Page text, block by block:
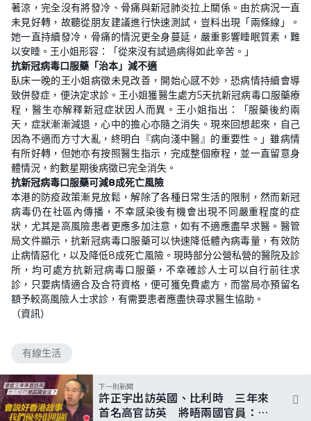
著涼，完全沒有將發冷、骨痛與新冠肺炎拉上關係。由於病況一直
未見好轉，故聽從朋友建議進行快速測試，豈料出現「兩條線」。
她一直持續發冷，骨痛的情況更全身蔓延，嚴重影響睡眠質素，難
以安睡。王小姐形容：「從來沒有試過病得如此辛苦。」
抗新冠病毒口服藥「治本」減不適
臥床一晚的王小姐病徵未見改善，開始心感不妙，恐病情持續會導
致併發症，便決定求診。王小姐獲醫生處方5天抗新冠病毒口服藥療
程，醫生亦解釋新冠症狀因人而異。王小姐指出：「服藥後約兩
天，症狀漸漸減退，心中的擔心亦隨之消失。現來回想起來，自己
因為不適而方寸大亂，終明白『病向淺中醫』的重要性。」雖病情
有所好轉，但她亦有按照醫生指示，完成整個療程，並一直留意身
體情況，約數星期後病徵已完全消失。
抗新冠病毒口服藥可減8成死亡風險
本港的防疫政策漸見放鬆，解除了各種日常生活的限制，然而新冠
病毒仍在社區內傳播，不幸感染後有機會出現不同嚴重程度的症
狀，尤其是高風險患者更應多加注意，如有不適應盡早求醫。醫管
局文件顯示，抗新冠病毒口服藥可以快速降低體內病毒量，有效防
止病情惡化，以及降低8成死亡風險。現時部分公營私營的醫院及診
所，均可處方抗新冠病毒口服藥，不幸確診人士可以自行前往求
診，只要病情適合及合符資格，便可獲免費處方，而當局亦預留名
額予較高風險人士求診，有需要患者應盡快尋求醫生協助。
（資訊）
有線生活
下一則新聞
許正宇出訪英國、比利時 三年來
首名高官訪英 將晤兩國官員：說